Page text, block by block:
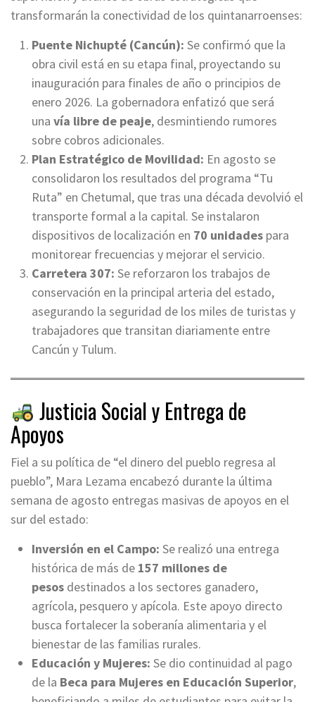
transformarán la conectividad de los quintanarroenses:
Puente Nichupté (Cancún): Se confirmó que la
obra civil está en su etapa final, proyectando su
inauguración para finales de año o principios de
enero 2026. La gobernadora enfatizó que será
una vía libre de peaje, desmintiendo rumores
sobre cobros adicionales.
Plan Estratégico de Movilidad: En agosto se
consolidaron los resultados del programa “Tu
Ruta” en Chetumal, que tras una década devolvió el
transporte formal a la capital. Se instalaron
dispositivos de localización en 70 unidades para
monitorear frecuencias y mejorar el servicio.
Carretera 307: Se reforzaron los trabajos de
conservación en la principal arteria del estado,
asegurando la seguridad de los miles de turistas y
trabajadores que transitan diariamente entre
Cancún y Tulum.
Justicia Social y Entrega de
Apoyos
Fiel a su política de “el dinero del pueblo regresa al
pueblo”, Mara Lezama encabezó durante la última
semana de agosto entregas masivas de apoyos en el
sur del estado:
Inversión en el Campo: Se realizó una entrega
histórica de más de 157 millones de
pesos destinados a los sectores ganadero,
agrícola, pesquero y apícola. Este apoyo directo
busca fortalecer la soberanía alimentaria y el
bienestar de las familias rurales.
Educación y Mujeres: Se dio continuidad al pago
de la Beca para Mujeres en Educación Superior,